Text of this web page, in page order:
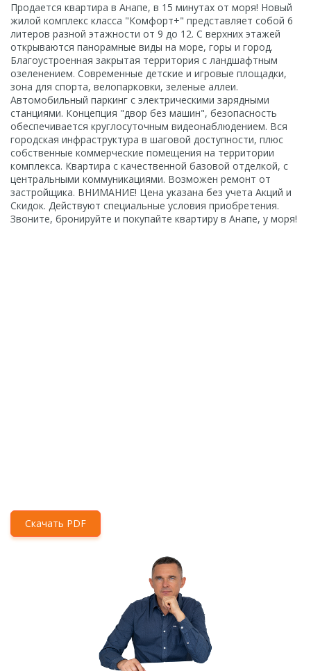
Продается квартира в Анапе, в 15 минутах от моря! Новый
жилой комплекс класса "Комфорт+" представляет собой 6
литеров разной этажности от 9 до 12. С верхних этажей
открываются панорамные виды на море, горы и город.
Благоустроенная закрытая территория с ландшафтным
озеленением. Современные детские и игровые площадки,
зона для спорта, велопарковки, зеленые аллеи.
Автомобильный паркинг с электрическими зарядными
станциями. Концепция "двор без машин", безопасность
обеспечивается круглосуточным видеонаблюдением. Вся
городская инфраструктура в шаговой доступности, плюс
собственные коммерческие помещения на территории
комплекса. Квартира с качественной базовой отделкой, с
центральными коммуникациями. Возможен ремонт от
застройщика. ВНИМАНИЕ! Цена указана без учета Акций и
Скидок. Действуют специальные условия приобретения.
Звоните, бронируйте и покупайте квартиру в Анапе, у моря!
Скачать PDF